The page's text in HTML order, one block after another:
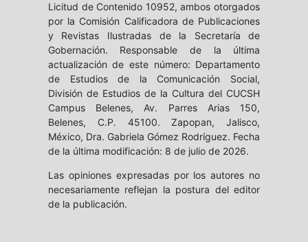
Licitud de Contenido 10952, ambos otorgados
por la Comisión Calificadora de Publicaciones
y Revistas Ilustradas de la Secretaría de
Gobernación. Responsable de la última
actualización de este número: Departamento
de Estudios de la Comunicación Social,
División de Estudios de la Cultura del CUCSH
Campus Belenes, Av. Parres Arias 150,
Belenes, C.P. 45100. Zapopan, Jalisco,
México, Dra. Gabriela Gómez Rodríguez. Fecha
de la última modificación: 8 de julio de 2026.
Las opiniones expresadas por los autores no
necesariamente reflejan la postura del editor
de la publicación.